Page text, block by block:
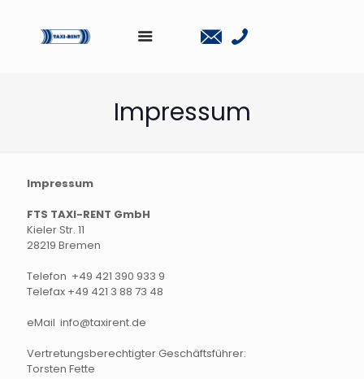
Impressum
Impressum
FTS TAXI-RENT GmbH
Kieler Str. 11
28219 Bremen
Telefon +49 421 390 933 9
Telefax +49 421 3 88 73 48
eMail info@taxirent.de
Vertretungsberechtigter Geschäftsführer:
Torsten Fette